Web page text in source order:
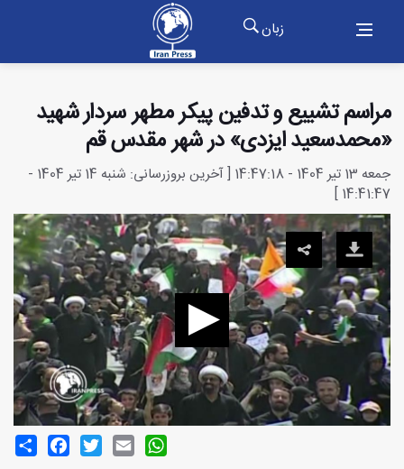
زبان
مراسم تشییع و تدفین پیکر مطهر سردار شهید
«محمدسعید ایزدی» در شهر مقدس قم
جمعه 13 تیر 1404 - 14:47:18 [ آخرین بروزرسانی: شنبه 14 تیر 1404 -
14:41:47 ]
Share
FacebookTwitterEmail
WhatsApp